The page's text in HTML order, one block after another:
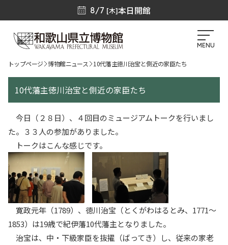
8/7 [木]本日開館
MENU
トップページ 博物館ニュース 10代藩主徳川治宝と側近の家臣たち
10代藩主徳川治宝と側近の家臣たち
今日（２８日）、４回目のミュージアムトークを行いまし
た。３３人の参加がありました。
トークはこんな感じです。
寛政元年（1789）、徳川治宝（とくがわはるとみ、1771～
1853）は19歳で紀伊藩10代藩主となりました。
治宝は、中・下級家臣を抜擢（ばってき）し、従来の家老